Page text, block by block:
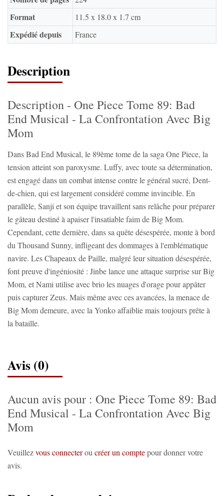
Format 11.5 x 18.0 x 1.7 cm
Expédié depuis France
Description
Description - One Piece Tome 89: Bad
End Musical - La Confrontation Avec Big
Mom
Dans Bad End Musical, le 89ème tome de la saga One Piece, la
tension atteint son paroxysme. Luffy, avec toute sa détermination,
est engagé dans un combat intense contre le général sucré, Dent-
de-chien, qui est largement considéré comme invincible. En
parallèle, Sanji et son équipe travaillent sans relâche pour préparer
le gâteau destiné à apaiser l'insatiable faim de Big Mom.
Cependant, cette dernière, dans sa quête désespérée, monte à bord
du Thousand Sunny, infligeant des dommages à l'emblématique
navire. Les Chapeaux de Paille, malgré leur situation désespérée,
font preuve d'ingéniosité : Jinbe lance une attaque surprise sur Big
Mom, et Nami utilise avec brio les nuages d'orage pour appâter
puis capturer Zeus. Mais même avec ces avancées, la menace de
Big Mom demeure, avec la Yonko affaiblie mais toujours prête à
la bataille.
Avis (0)
Aucun avis pour : One Piece Tome 89: Bad
End Musical - La Confrontation Avec Big
Mom
Veuillezvous connecterou créer un comptepour donner votre
avis.